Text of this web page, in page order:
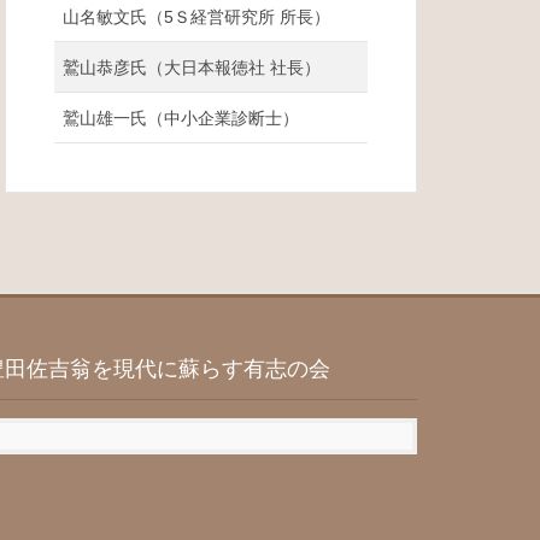
山名敏文氏（5Ｓ経営研究所 所長）
鷲山恭彦氏（大日本報徳社 社長）
鷲山雄一氏（中小企業診断士）
田佐吉翁を現代に蘇らす有志の会